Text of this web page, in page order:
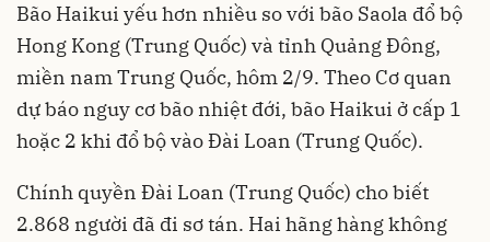
Bão Haikui yếu hơn nhiều so với bão Saola đổ bộ
Hong Kong (Trung Quốc) và tỉnh Quảng Đông,
miền nam Trung Quốc, hôm 2/9. Theo Cơ quan
dự báo nguy cơ bão nhiệt đới, bão Haikui ở cấp 1
hoặc 2 khi đổ bộ vào Đài Loan (Trung Quốc).
Chính quyền Đài Loan (Trung Quốc) cho biết
2.868 người đã đi sơ tán. Hai hãng hàng không